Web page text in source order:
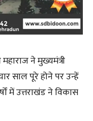
ने मुख्यमंत्री
साल पूरे होने पर उन्हें
में उत्तराखंड ने विकास